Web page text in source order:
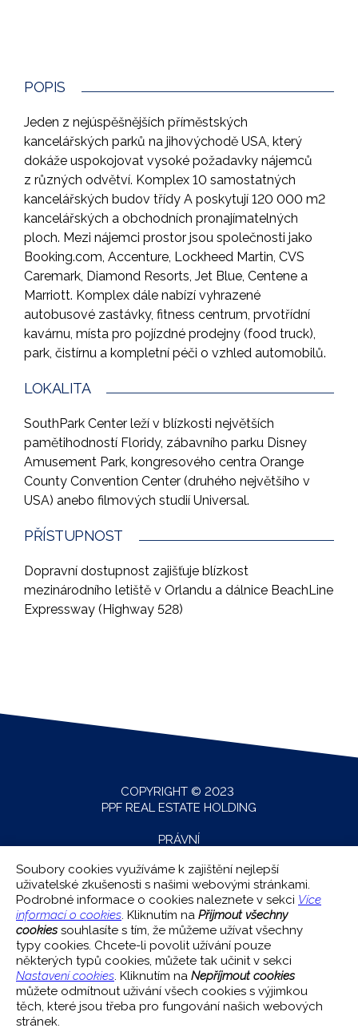
POPIS
Jeden z nejúspěšnějších příměstských
kancelářských parků na jihovýchodě USA, který
dokáže uspokojovat vysoké požadavky nájemců
z různých odvětví. Komplex 10 samostatných
kancelářských budov třídy A poskytují 120 000 m2
kancelářských a obchodních pronajímatelných
ploch. Mezi nájemci prostor jsou společnosti jako
Booking.com, Accenture, Lockheed Martin, CVS
Caremark, Diamond Resorts, Jet Blue, Centene a
Marriott. Komplex dále nabízí vyhrazené
autobusové zastávky, fitness centrum, prvotřídní
kavárnu, místa pro pojízdné prodejny (food truck),
park, čistírnu a kompletní péči o vzhled automobilů.
LOKALITA
SouthPark Center leží v blízkosti největších
pamětihodností Floridy, zábavního parku Disney
Amusement Park, kongresového centra Orange
County Convention Center (druhého největšího v
USA) anebo filmových studií Universal.
PŘÍSTUPNOST
Dopravní dostupnost zajišťuje blízkost
mezinárodního letiště v Orlandu a dálnice BeachLine
Expressway (Highway 528)
COPYRIGHT © 2023
PPF REAL ESTATE HOLDING
PRÁVNÍ
MAPA
STRÁNEK
OCHRANA
OSOBNÍCH ÚDAJŮ
COOKIES
POLICY
Soubory cookies využíváme k zajištění nejlepší
uživatelské zkušenosti s našimi webovými stránkami.
Podrobné informace o cookies naleznete v sekci Více
informací o cookies. Kliknutím na Přijmout všechny
cookies souhlasíte s tím, že můžeme užívat všechny
typy cookies. Chcete-li povolit užívání pouze
některých typů cookies, můžete tak učinit v sekci
Nastavení cookies. Kliknutím na Nepříjmout cookies
můžete odmítnout uživání všech cookies s výjimkou
těch, které jsou třeba pro fungování našich webových
stránek.